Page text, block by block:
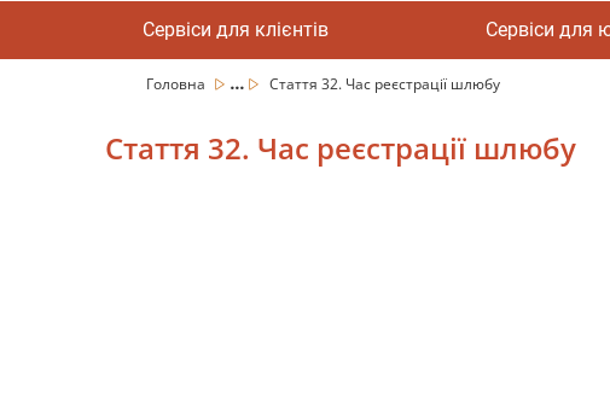
Сервіси для клієнтів Сервіси для
Головна ... Стаття 32. Час реєстрації шлюбу
Стаття 32. Час реєстрації шлюбу